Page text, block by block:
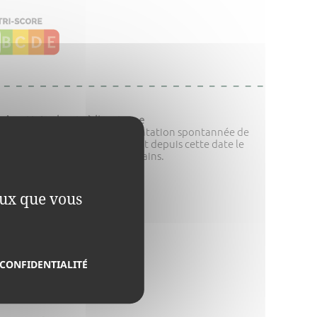
Notre levain à l'ancienne
Né en 1980 d'une fermentation spontannée de
farine et d'eau, il garantit depuis cette date le
goüt inimitbale de nos pains.
à
de
que vous